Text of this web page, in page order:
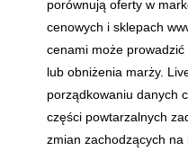
porównują oferty w
cenowych i sklepach
cenami może
lub obniżenia marży.
porządkowaniu danych
części powtarzalnych
zmian zachodzących na